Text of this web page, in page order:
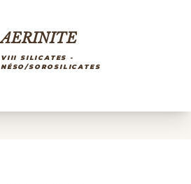
AERINITE
VIII SILICATES -
NÉSO/SOROSILICATES